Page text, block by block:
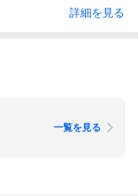
詳細を見る
一覧を見る